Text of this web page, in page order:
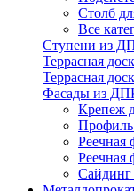
Столб
Все
Ступени из
Террасная
Террасная
Фасады из
Крепеж
Профиль
Реечная
Реечная